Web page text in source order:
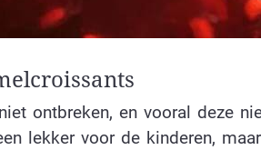
ontbreken, en vooral deze
lekker voor de kinderen,